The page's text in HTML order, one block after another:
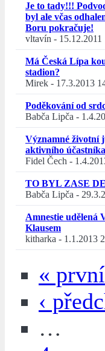
Je to tady!!!
byl ale včas
Boru pokračuje!
vltavín - 15.12.2011
Má Česká Lípa
stadion?
Mirek - 17.3.2013
Poděkování od
Babča Lipča -
Významné životní
aktivního
Fidel Čech -
TO BYL ZASE
Babča Lipča -
Amnestie udělená
Klausem
kitharka - 1.1.2013
« první
‹
…